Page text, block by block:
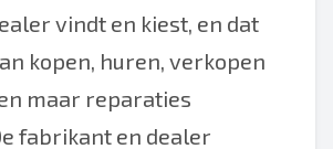
vindt en kiest, en dat
kopen, huren, verkopen
maar reparaties
fabrikant en dealer